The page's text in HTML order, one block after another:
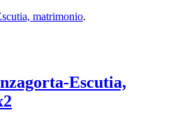
matrimonio.
Escutia,